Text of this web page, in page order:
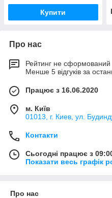
Купити
Про нас
Рейтинг не сформований
Менше 5 відгуків за
Працює з 16.06.2020
м. Київ
01013, г. Киев, ул.
Контакти
Сьогодні працює з
Показати весь графік
Про нас